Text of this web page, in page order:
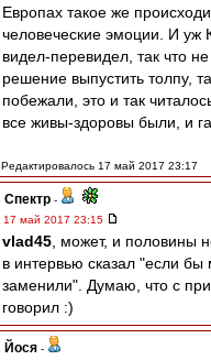
Европах такое же
человеческие эмоции. И уж
видел-перевидел, так что
решение выпустить толпу,
побежали, это и так
все живы-здоровы были, и
Редактировалось 17 май 2017 23:17
Спектр -
17 май 2017 23:15
vlad45 , может, и половины
в интервью сказал "если бы
заменили". Думаю, что с
говорил :)
Йося -